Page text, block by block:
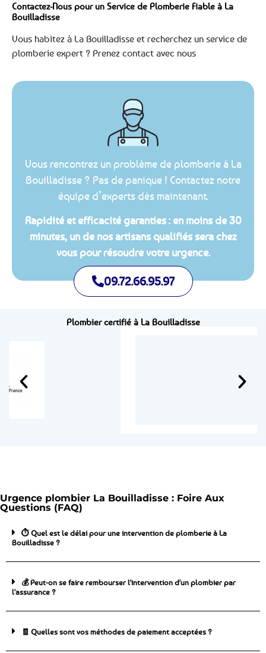
Contactez-Nous pour un Service de Plomberie Fiable à La
Bouilladisse
Vous habitez à La Bouilladisse et recherchez un service de
plomberie expert ? Prenez contact avec nous
Vous rencontrez un problème de plomberie à La
Bouilladisse ? Pas de panique ! Contactez notre
équipe d’experts dès maintenant.
Rapidité et efficacité garanties : en moins de 30
minutes, un de nos artisans qualifiés sera chez
vous pour résoudre votre urgence.
09.72.66.95.97
Plombier certifié à La Bouilladisse
Urgence plombier La Bouilladisse : Foire Aux
Questions (FAQ)
⏱️ Quel est le délai pour une intervention de plomberie à La
Bouilladisse ?
💰 Peut-on se faire rembourser l'intervention d'un plombier par
l'assurance ?
🧾 Quelles sont vos méthodes de paiement acceptées ?